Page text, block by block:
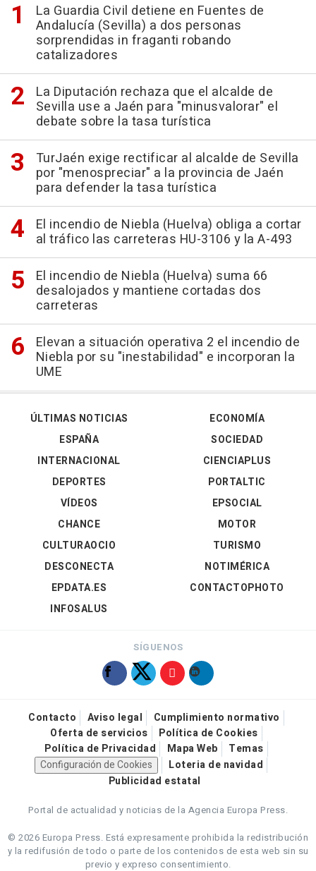
La Guardia Civil detiene en Fuentes de
Andalucía (Sevilla) a dos personas
sorprendidas in fraganti robando
catalizadores
La Diputación rechaza que el alcalde de
Sevilla use a Jaén para "minusvalorar" el
debate sobre la tasa turística
TurJaén exige rectificar al alcalde de Sevilla
por "menospreciar" a la provincia de Jaén
para defender la tasa turística
El incendio de Niebla (Huelva) obliga a cortar
al tráfico las carreteras HU-3106 y la A-493
El incendio de Niebla (Huelva) suma 66
desalojados y mantiene cortadas dos
carreteras
Elevan a situación operativa 2 el incendio de
Niebla por su "inestabilidad" e incorporan la
UME
ÚLTIMAS NOTICIAS
ESPAÑA
INTERNACIONAL
DEPORTES
VÍDEOS
ECONOMÍA
SOCIEDAD
CIENCIAPLUS
PORTALTIC
EPSOCIAL
CHANCE
CULTURAOCIO
DESCONECTA
EPDATA.ES
INFOSALUS
MOTOR
TURISMO
NOTIMÉRICA
CONTACTOPHOTO
SÍGUENOS
Contacto Aviso legal
Cumplimiento normativo
Oferta de servicios
Política de Cookies
Política de Privacidad
Mapa Web
Temas
Configuración de Cookies
Loteria de navidad
Publicidad estatal
Portal de actualidad y noticias de la Agencia Europa Press.
© 2026 Europa Press. Está expresamente prohibida la redistribución
y la redifusión de todo o parte de los contenidos de esta web sin su
previo y expreso consentimiento.